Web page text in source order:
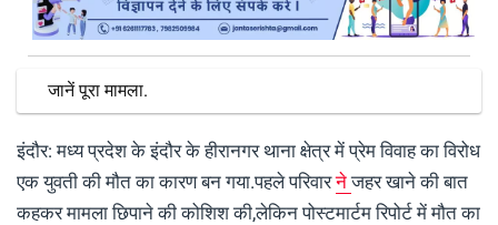
जानें पूरा मामला.
इंदौर: मध्य प्रदेश के इंदौर के हीरानगर थाना क्षेत्र में प्रेम विवाह का विरोध
एक युवती की मौत का कारण बन गया.पहले परिवारनेजहर खाने की बात
कहकर मामला छिपाने की कोशिश की,लेकिन पोस्टमार्टम रिपोर्ट में मौत का